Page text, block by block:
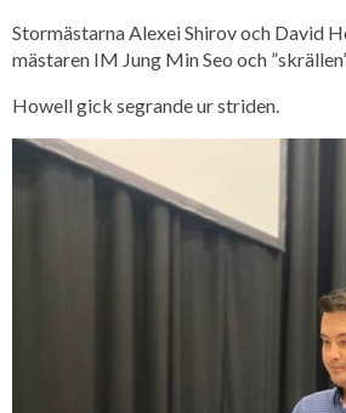
Stormästarna Alexei Shirov och David
mästaren IM Jung Min Seo och
Howell gick segrande ur striden.